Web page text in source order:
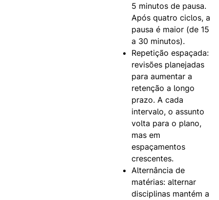
5 minutos de pausa.
Após quatro ciclos, a
pausa é maior (de 15
a 30 minutos).
Repetição espaçada:
revisões planejadas
para aumentar a
retenção a longo
prazo. A cada
intervalo, o assunto
volta para o plano,
mas em
espaçamentos
crescentes.
Alternância de
matérias: alternar
disciplinas mantém a